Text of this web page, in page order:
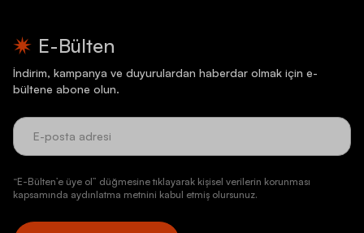
E-Bülten
İndirim, kampanya ve duyurulardan haberdar olmak için e-
bültene abone olun.
“E-Bülten’e üye ol” düğmesine tıklayarak kişisel verilerin korunması
kapsamında aydınlatma metnini kabul etmiş olursunuz.